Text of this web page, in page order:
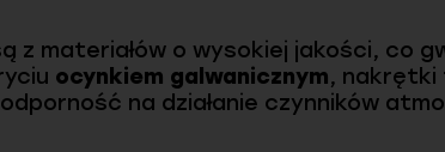
z materiałów o wysokiej jakości, co
ocynkiem galwanicznym, nakrętki
na działanie czynników